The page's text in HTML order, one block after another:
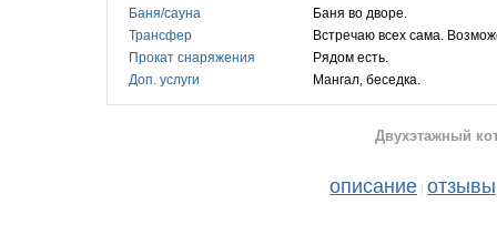
Баня/сауна
Баня во дворе.
Трансфер
Встречаю
Прокат снаряжения
Рядом есть.
Доп. услуги
Мангал, беседка.
Двухэтажный
описание отзывы